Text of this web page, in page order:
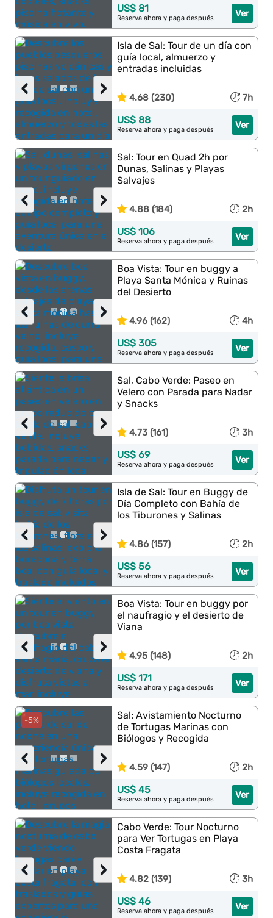
Ver
US$ 81
Reserva ahora y paga después
›
‹
Isla de Sal: Tour de un día con
guía local, almuerzo y
entradas incluidas
4.68 (230) 7h
Ver
US$ 88
Reserva ahora y paga después
›
‹
Sal: Tour en Quad 2h por
Dunas, Salinas y Playas
Salvajes
4.88 (184) 2h
Ver
US$ 106
Reserva ahora y paga después
›
‹
Boa Vista: Tour en buggy a
Playa Santa Mónica y Ruinas
del Desierto
4.96 (162) 4h
Ver
US$ 305
Reserva ahora y paga después
›
‹
Sal, Cabo Verde: Paseo en
Velero con Parada para Nadar
y Snacks
4.73 (161) 3h
Ver
US$ 69
Reserva ahora y paga después
›
‹
Isla de Sal: Tour en Buggy de
Día Completo con Bahía de
los Tiburones y Salinas
4.86 (157) 2h
Ver
US$ 56
Reserva ahora y paga después
›
‹
Boa Vista: Tour en buggy por
el naufragio y el desierto de
Viana
4.95 (148) 2h
Ver
US$ 171
Reserva ahora y paga después
-5%
›
‹
Sal: Avistamiento Nocturno
de Tortugas Marinas con
Biólogos y Recogida
4.59 (147) 2h
Ver
US$ 45
Reserva ahora y paga después
›
‹
Cabo Verde: Tour Nocturno
para Ver Tortugas en Playa
Costa Fragata
4.82 (139) 3h
Ver
US$ 46
Reserva ahora y paga después